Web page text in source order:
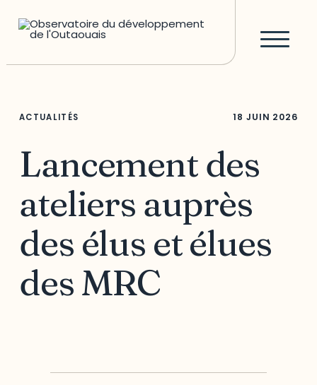
ACTUALITÉS 18 JUIN 2026
Lancement des
ateliers auprès
des élus et élues
des MRC